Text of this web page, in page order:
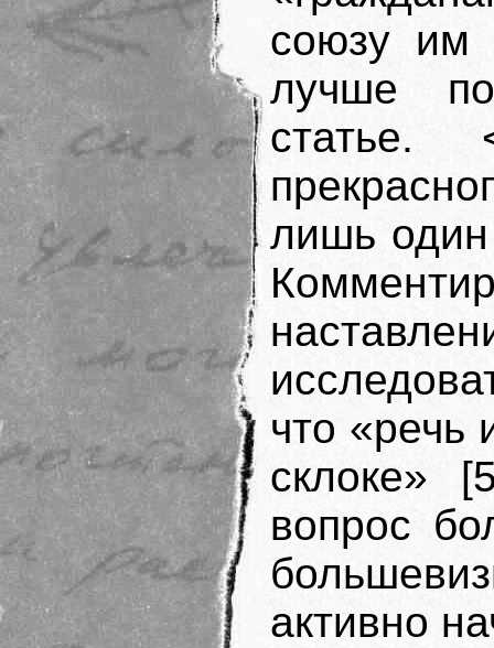
союзу им
лучше
статье.
лишь
что «речь
склоке»
вопрос
активно